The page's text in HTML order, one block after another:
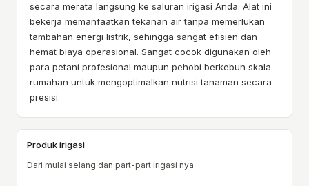
secara merata langsung ke saluran irigasi Anda. Alat ini
bekerja memanfaatkan tekanan air tanpa memerlukan
tambahan energi listrik, sehingga sangat efisien dan
hemat biaya operasional. Sangat cocok digunakan oleh
para petani profesional maupun pehobi berkebun skala
rumahan untuk mengoptimalkan nutrisi tanaman secara
presisi.
Produk irigasi
Dari mulai selang dan part-part irigasi nya